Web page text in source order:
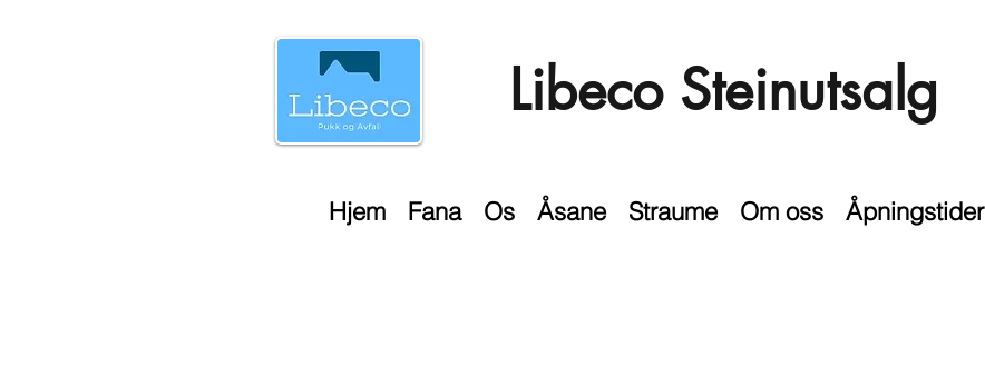
Libeco Steinutsalg
Hjem Fana Os Åsane Straume Om oss Åpningstider